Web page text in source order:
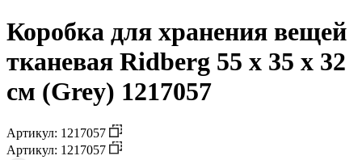
Коробка для хранения вещей
тканевая Ridberg 55 х 35 х 32
см (Grey) 1217057
Артикул: 1217057
Артикул: 1217057